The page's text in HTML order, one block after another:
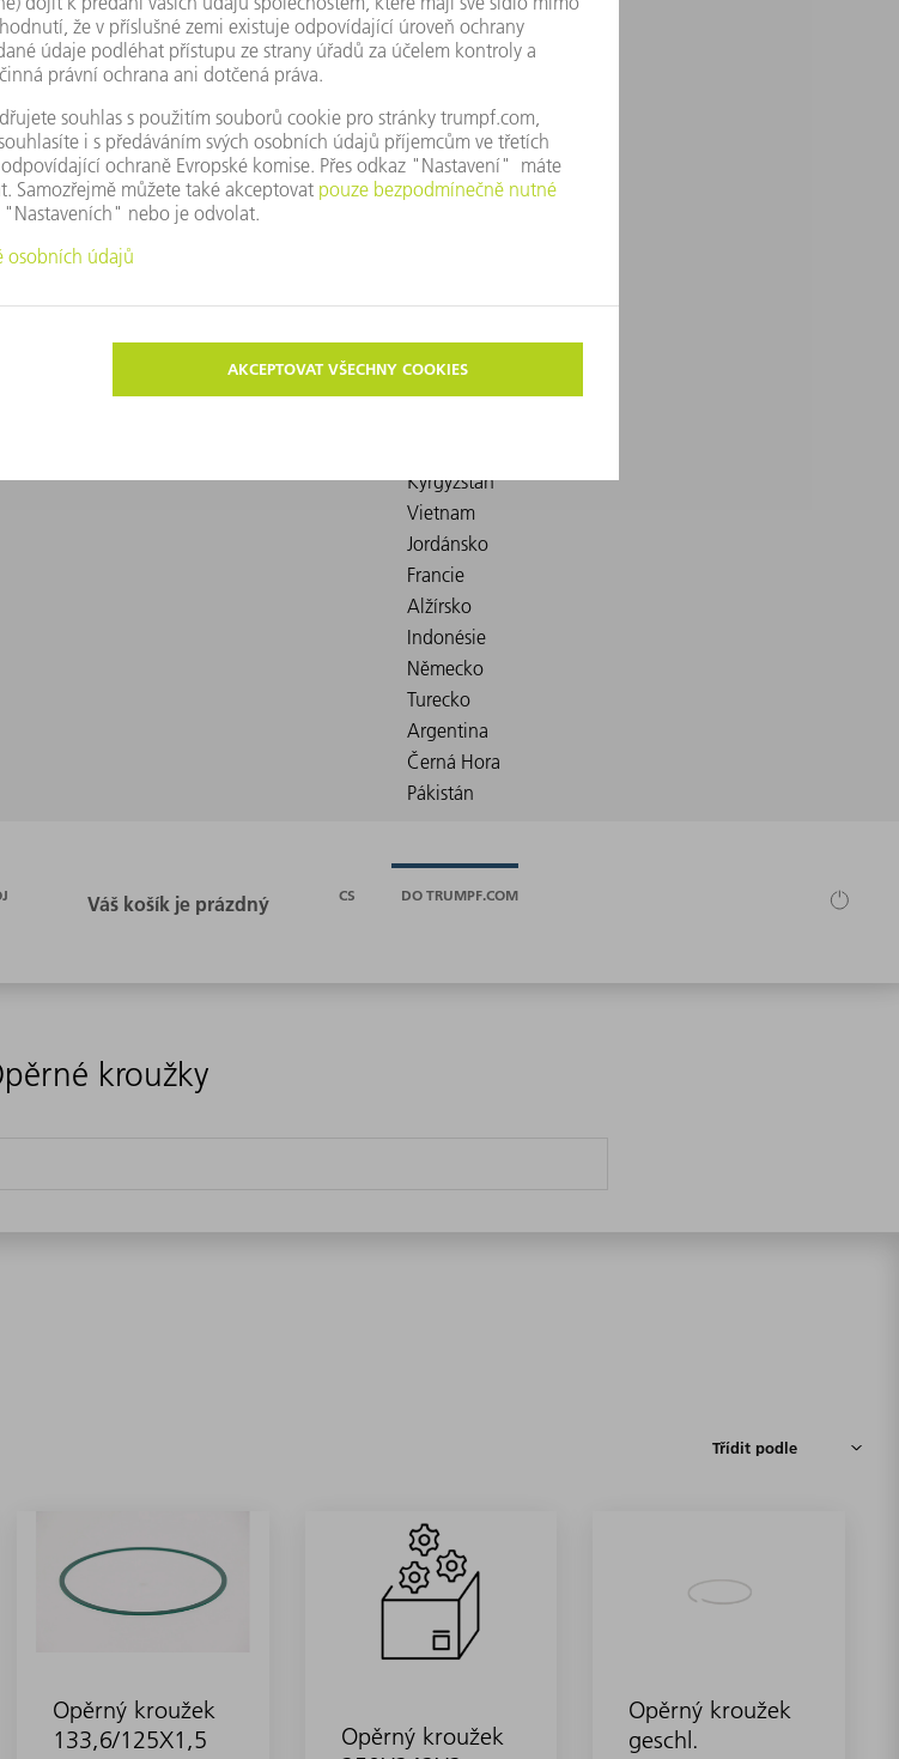
CS DO TRUMPF.COM
kroužky
Opěrný kroužek
133,6/125X1,5
Opěrný kroužek
Opěrný kroužek
geschl.